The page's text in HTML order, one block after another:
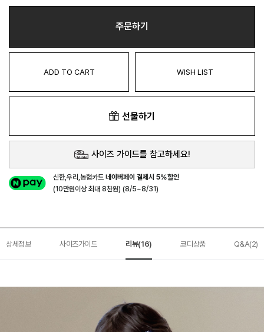
주문하기
ADD TO CART WISH LIST
선물하기
사이즈 가이드를 참고하세요!
신한,우리,농협카드네이버페이 결제시 5%할인
(10만원이상 최대 8천원) (8/5~8/31)
상세정보 사이즈가이드 리뷰(16) 코디상품 Q&A(2)